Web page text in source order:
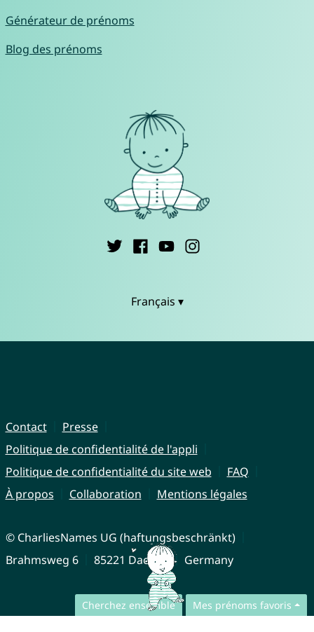
Cherchez ensemble Mes prénoms favoris
Générateur de prénoms
Blog des prénoms
Français ▾
Contact
Presse
Politique de confidentialité de l'appli
Politique de confidentialité du site web
FAQ
À propos
Collaboration Mentions légales
© CharliesNames UG (haftungsbeschränkt)
Brahmsweg 6
85221 Dachau Germany